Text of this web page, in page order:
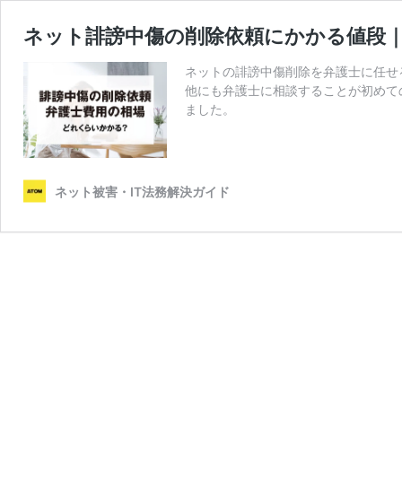
ネット誹謗中傷の削除依頼にかかる値段
ネットの誹謗中傷削除を弁護士に任
他にも弁護士に相談することが初め
ました。
ネット被害・IT法務解決ガイド